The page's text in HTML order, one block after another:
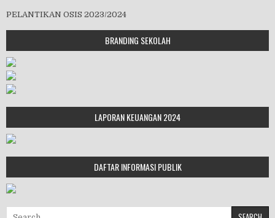
PELANTIKAN OSIS 2023/2024
BRANDING SEKOLAH
LAPORAN KEUANGAN 2024
DAFTAR INFORMASI PUBLIK